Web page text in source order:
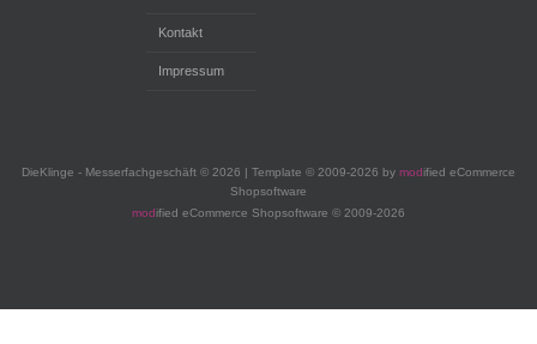
Kontakt
Impressum
DieKlinge - Messerfachgeschäft © 2026 | Template © 2009-2026 by modified eCommerce
Shopsoftware
modified eCommerce Shopsoftware © 2009-2026